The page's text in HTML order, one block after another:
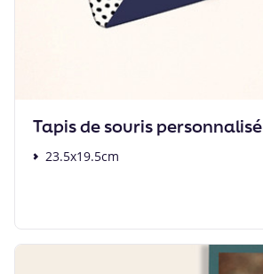
Tapis de souris personnalisé
23.5x19.5cm